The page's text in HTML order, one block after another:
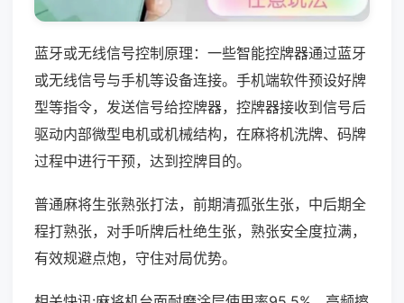
蓝牙或无线信号控制原理：一些智能控牌器通过蓝牙
或无线信号与手机等设备连接。手机端软件预设好牌
型等指令，发送信号给控牌器，控牌器接收到信号后
驱动内部微型电机或机械结构，在麻将机洗牌、码牌
过程中进行干预，达到控牌目的。
普通麻将生张熟张打法，前期清孤张生张，中后期全
程打熟张，对手听牌后杜绝生张，熟张安全度拉满，
有效规避点炮，守住对局优势。